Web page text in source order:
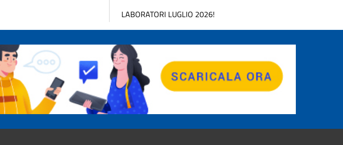
LABORATORI LUGLIO 2026!